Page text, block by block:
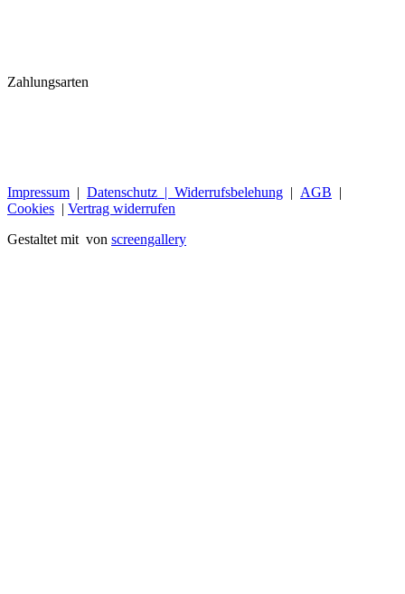
Zahlungsarten
Impressum | Datenschutz | Widerrufsbelehung | AGB |
Cookies | Vertrag widerrufen
Gestaltet mit von screengallery